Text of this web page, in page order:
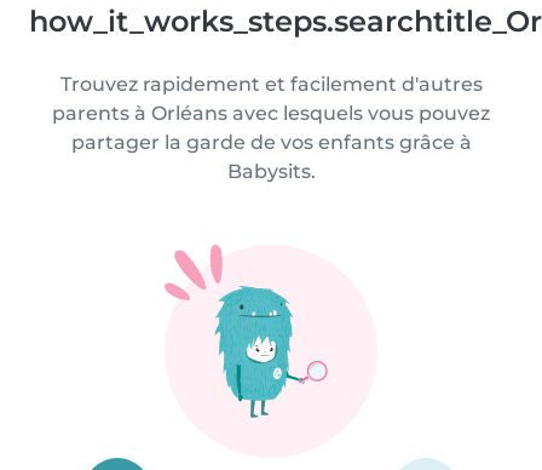
Trouvez rapidement et facilement d'autres
parents à Orléans avec lesquels vous pouvez
partager la garde de vos enfants grâce à
Babysits.